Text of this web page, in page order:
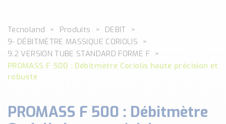
Classé par catégorie
DEBIT
DETECTION
ANALYSE PHYSICO-CHIMIQUE
Voir toutes les catégories …
Tecnoland Produits
DEBIT
9- DÉBITMÈTRE MASSIQUE CORIOLIS
9.2 VERSION TUBE STANDARD FORME F
PROMASS F 500 : Débitmètre Coriolis haute précision et
robuste
PROMASS F 500 : Débitmètre